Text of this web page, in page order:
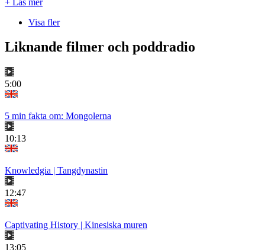
Visa fler
Liknande filmer och poddradio
5:00
5 min fakta om: Mongolerna
10:13
Knowledgia | Tangdynastin
12:47
Captivating History | Kinesiska muren
13:05